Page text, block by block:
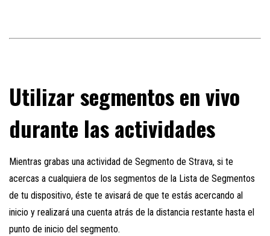
Utilizar segmentos en vivo
durante las actividades
Mientras grabas una actividad de Segmento de Strava, si te
acercas a cualquiera de los segmentos de la Lista de Segmentos
de tu dispositivo, éste te avisará de que te estás acercando al
inicio y realizará una cuenta atrás de la distancia restante hasta el
punto de inicio del segmento.